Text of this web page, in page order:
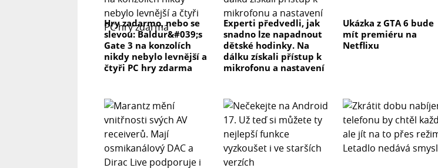
Hry zadarmo, nebo se
slevou: Baldur&#039;s
Gate 3 na konzolích
nikdy nebylo levnější a
čtyři PC hry zdarma
Experti předvedli, jak
snadno lze napadnout
dětské hodinky. Na
dálku získali přístup k
mikrofonu a nastavení
Ukázka z GTA 6 bude
mít premiéru na
Netflixu